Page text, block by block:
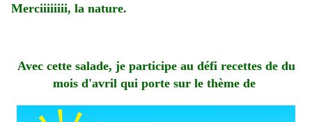
Merciiiiiiii, la nature.
Avec cette salade, je participe au défi recettes de du
mois d'avril qui porte sur le thème de